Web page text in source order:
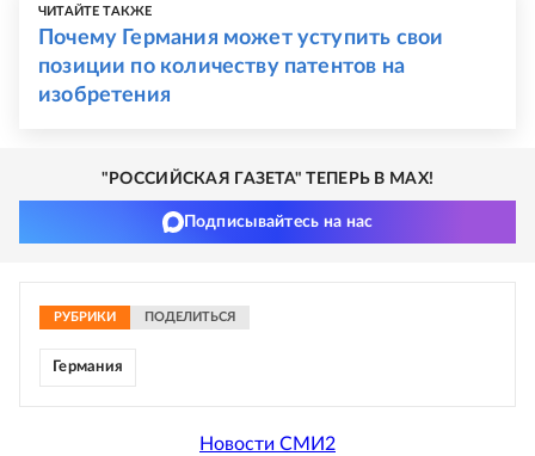
ЧИТАЙТЕ ТАКЖЕ
Почему Германия может уступить свои
позиции по количеству патентов на
изобретения
"РОССИЙСКАЯ ГАЗЕТА" ТЕПЕРЬ В MAX!
Подписывайтесь на нас
РУБРИКИ ПОДЕЛИТЬСЯ
Германия
Новости СМИ2